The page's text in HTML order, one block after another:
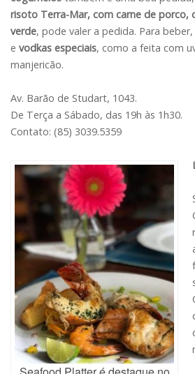
risoto Terra-Mar, com carne de porco,
verde, pode valer a pedida. Para
e vodkas especiais, como a feita com
manjericão.
Av. Barão de Studart, 1043.
De Terça a Sábado, das 19h às 1h30.
Contato: (85) 3039.5359